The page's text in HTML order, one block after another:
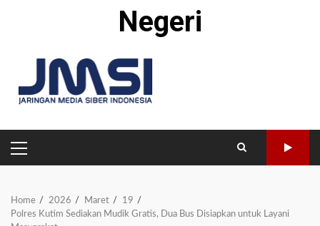
Negeri
PRIMARY
MENU
Home 2026 Maret
19
Polres Kutim Sediakan Mudik Gratis, Dua Bus Disiapkan untuk Layani